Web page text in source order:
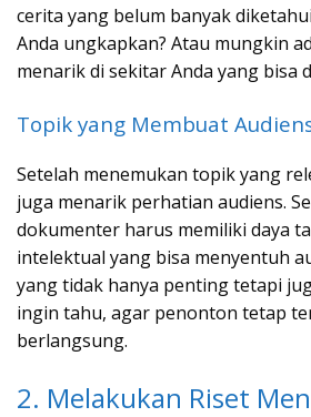
cerita yang belum banyak
Anda ungkapkan? Atau mungkin
menarik di sekitar Anda yang bisa
Topik yang Membuat
Setelah menemukan topik yang
juga menarik perhatian audiens.
dokumenter harus memiliki daya
intelektual yang bisa menyentuh
yang tidak hanya penting tetapi
ingin tahu, agar penonton tetap
berlangsung.
2. Melakukan Riset